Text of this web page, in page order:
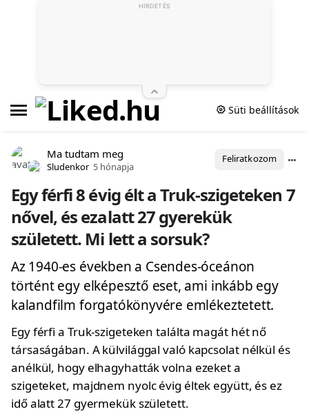
Süti beállítások
Ma tudtam meg
Sludenkor 5 hónapja
Feliratkozom
Egy férfi 8 évig élt a Truk-szigeteken 7
nővel, és ezalatt 27 gyerekük
született. Mi lett a sorsuk?
Az 1940-es években a Csendes-óceánon
történt egy elképesztő eset, ami inkább egy
kalandfilm forgatókönyvére emlékeztetett.
Egy férfi a Truk-szigeteken találta magát hét nő
társaságában. A külvilággal való kapcsolat nélkül és
anélkül, hogy elhagyhatták volna ezeket a
szigeteket, majdnem nyolc évig éltek együtt, és ez
idő alatt 27 gyermekük született.
HIRDETÉS